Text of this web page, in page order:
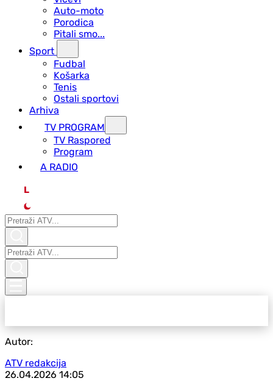
Auto-moto
Porodica
Pitali smo...
Sport
Fudbal
Košarka
Tenis
Ostali sportovi
Arhiva
TV PROGRAM
ТV Raspored
Program
A RADIO
L
Autor:
ATV redakcija
26.04.2026 14:05